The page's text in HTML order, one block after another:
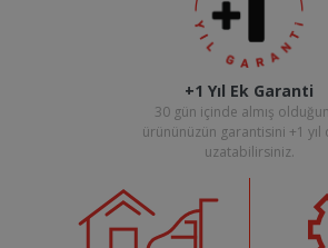
+1 Yıl Ek Garanti
30 gün içinde almış
ürününüzün garantisini +1 yıl
uzatabilirsiniz.